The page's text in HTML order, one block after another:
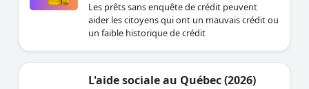
Les prêts sans enquête de crédit peuvent
aider les citoyens qui ont un mauvais crédit ou
un faible historique de crédit
L'aide sociale au Québec (2026)